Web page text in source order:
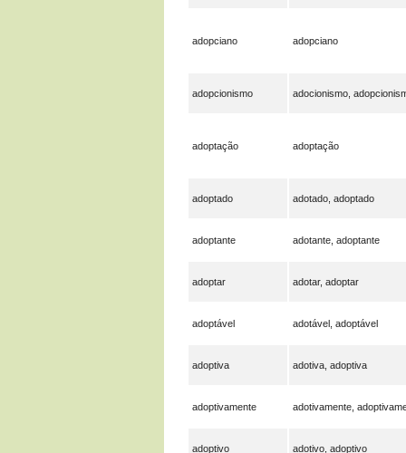
adopciano adopciano
adopcionismo adocionismo,
adoptação adoptação
adoptado adotado, adoptado
adoptante adotante, adoptante
adoptar adotar, adoptar
adoptável adotável, adoptável
adoptiva adotiva, adoptiva
adoptivamente adotivamente,
adoptivo adotivo, adoptivo